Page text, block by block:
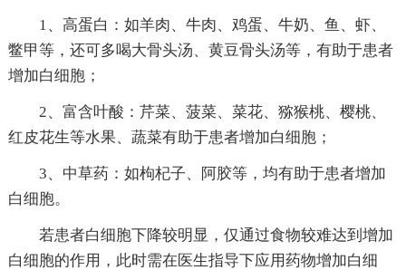
1、高蛋白：如羊肉、牛肉、鸡蛋、牛奶、鱼、虾、
鳖甲等，还可多喝大骨头汤、黄豆骨头汤等，有助于患者
增加白细胞；
2、富含叶酸：芹菜、菠菜、菜花、猕猴桃、樱桃、
红皮花生等水果、蔬菜有助于患者增加白细胞；
3、中草药：如枸杞子、阿胶等，均有助于患者增加
白细胞。
若患者白细胞下降较明显，仅通过食物较难达到增加
白细胞的作用，此时需在医生指导下应用药物增加白细